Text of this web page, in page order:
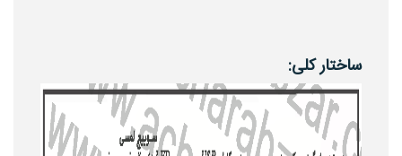
ساختار کلی: